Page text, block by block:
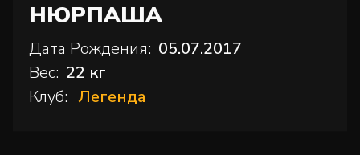
НЮРПАША
Дата Рождения: 05.07.2017
Вес: 22 кг
Клуб: Легенда